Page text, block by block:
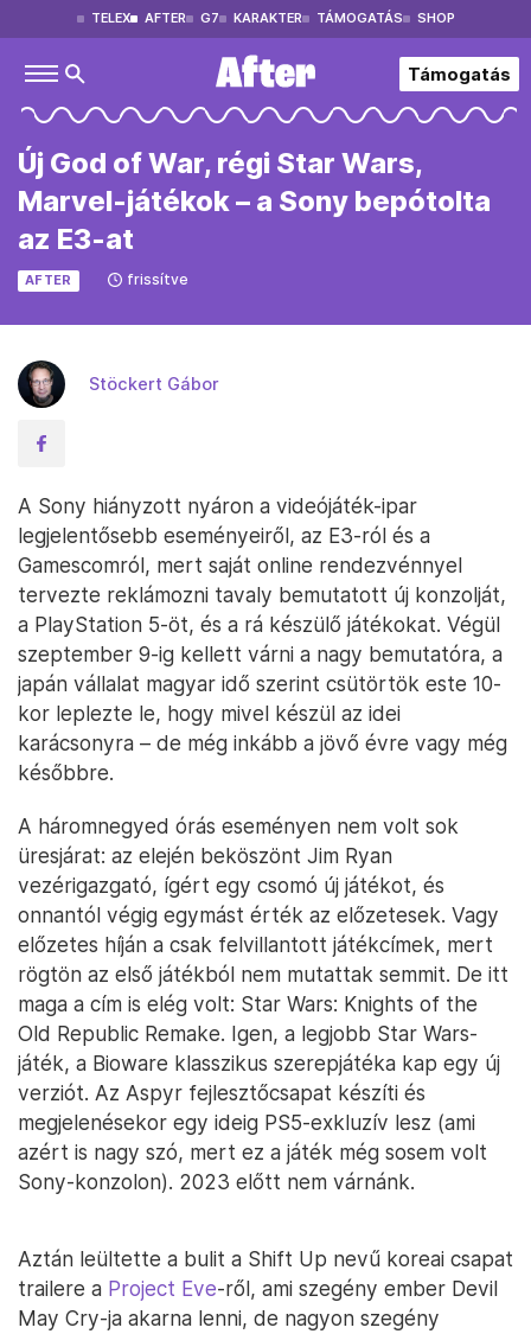
TELEX AFTER G7 KARAKTER TÁMOGATÁS SHOP
Támogatás
Új God of War, régi Star Wars,
Marvel-játékok – a Sony bepótolta
az E3-at
AFTER frissítve
Stöckert Gábor
A Sony hiányzott nyáron a videójáték-ipar
legjelentősebb eseményeiről, az E3-ról és a
Gamescomról, mert saját online rendezvénnyel
tervezte reklámozni tavaly bemutatott új konzolját,
a PlayStation 5-öt, és a rá készülő játékokat. Végül
szeptember 9-ig kellett várni a nagy bemutatóra, a
japán vállalat magyar idő szerint csütörtök este 10-
kor leplezte le, hogy mivel készül az idei
karácsonyra – de még inkább a jövő évre vagy még
későbbre.
A háromnegyed órás eseményen nem volt sok
üresjárat: az elején beköszönt Jim Ryan
vezérigazgató, ígért egy csomó új játékot, és
onnantól végig egymást érték az előzetesek. Vagy
előzetes híján a csak felvillantott játékcímek, mert
rögtön az első játékból nem mutattak semmit. De itt
maga a cím is elég volt: Star Wars: Knights of the
Old Republic Remake. Igen, a legjobb Star Wars-
játék, a Bioware klasszikus szerepjátéka kap egy új
verziót. Az Aspyr fejlesztőcsapat készíti és
megjelenésekor egy ideig PS5-exkluzív lesz (ami
azért is nagy szó, mert ez a játék még sosem volt
Sony-konzolon). 2023 előtt nem várnánk.
Aztán leültette a bulit a Shift Up nevű koreai csapat
trailere a Project Eve-ről, ami szegény ember Devil
May Cry-ja akarna lenni, de nagyon szegény